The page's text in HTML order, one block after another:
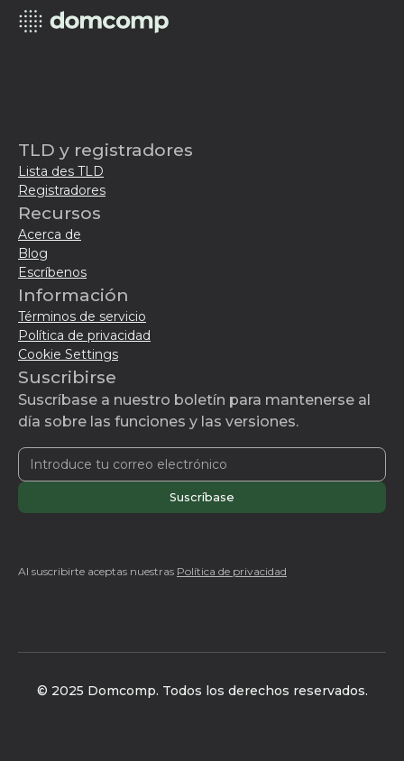
TLD y registradores
Lista des TLD
Registradores
Recursos
Acerca de
Blog
Escríbenos
Información
Términos de servicio
Política de privacidad
Cookie Settings
Suscribirse
Suscríbase a nuestro boletín para mantenerse al
día sobre las funciones y las versiones.
Al suscribirte aceptas nuestras Política de privacidad
© 2025 Domcomp. Todos los derechos reservados.